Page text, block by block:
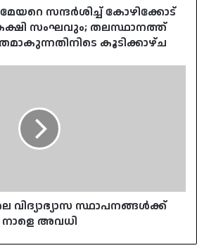
സന്ദർശിച്ച് കോഴിക്കോട്
സംഘവും; തലസ്ഥാനത്ത്
കൂടിക്കാഴ്ച
വിദ്യാഭ്യാസ സ്ഥാപനങ്ങൾക്ക്
നാളെ അവധി